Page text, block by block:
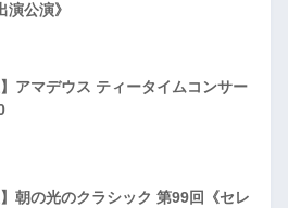
演公演》
】アマデウス ティータイムコンサー
】朝の光のクラシック 第99回《セレ